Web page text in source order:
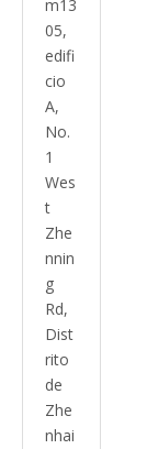
m13
05,
edifi
cio
A,
No.
1
Wes
t
Zhe
nnin
g
Rd,
Dist
rito
de
Zhe
nhai